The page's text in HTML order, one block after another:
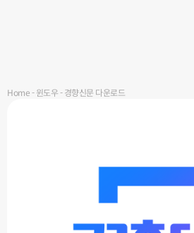
Home-윈도우-경향신문 다운로드